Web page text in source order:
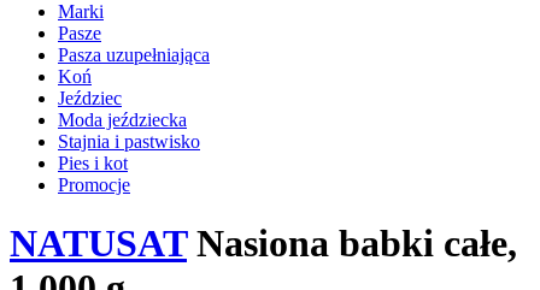
Marki
Pasze
Pasza uzupełniająca
Koń
Jeździec
Moda jeździecka
Stajnia i pastwisko
Pies i kot
Promocje
NATUSATNasiona babki całe,